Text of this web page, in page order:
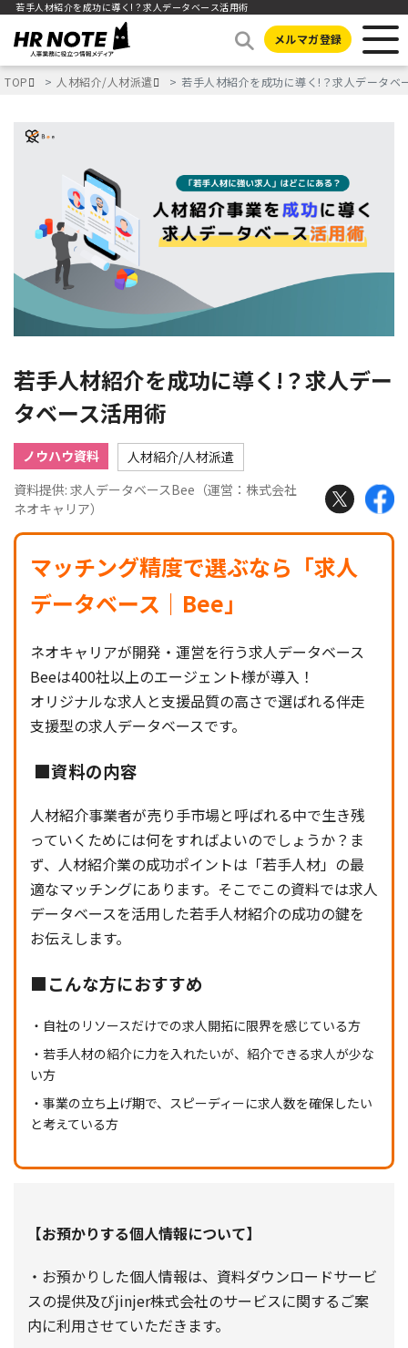
若手人材紹介を成功に導く!？求人データベース活用術
メルマガ登録
TOP 人材紹介/人材派遣 若手人材紹介を成功に導く!？求人データベ
若手人材紹介を成功に導く!？求人デー
タベース活用術
ノウハウ資料
人材紹介/人材派遣
資料提供: 求人データベースBee（運営：株式会社
ネオキャリア）
マッチング精度で選ぶなら「求人
データベース｜Bee」
ネオキャリアが開発・運営を行う求人データベース
Beeは400社以上のエージェント様が導入！
オリジナルな求人と支援品質の高さで選ばれる伴走
支援型の求人データベースです。
■資料の内容
人材紹介事業者が売り手市場と呼ばれる中で生き残
っていくためには何をすればよいのでしょうか？ま
ず、人材紹介業の成功ポイントは「若手人材」の最
適なマッチングにあります。そこでこの資料では求人
データベースを活用した若手人材紹介の成功の鍵を
お伝えします。
■こんな方におすすめ
自社のリソースだけでの求人開拓に限界を感じている方
若手人材の紹介に力を入れたいが、紹介できる求人が少な
い方
事業の立ち上げ期で、スピーディーに求人数を確保したい
と考えている方
【お預かりする個人情報について】
・お預かりした個人情報は、資料ダウンロードサービ
スの提供及びjinjer株式会社のサービスに関するご案
内に利用させていただきます。